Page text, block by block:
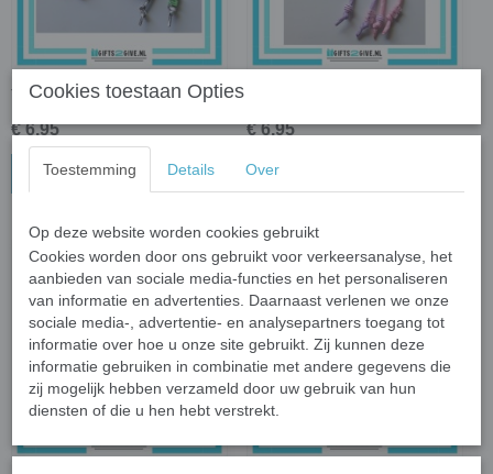
Tasbedel Paard Bruin
€ 6,95
In winkelwagen
€ 6,95
In winkelwagen
Cookies toestaan Opties
Toestemming Details Over
Op deze website worden cookies gebruikt
Cookies worden door ons gebruikt voor verkeersanalyse, het
aanbieden van sociale media-functies en het personaliseren
van informatie en advertenties. Daarnaast verlenen we onze
sociale media-, advertentie- en analysepartners toegang tot
informatie over hoe u onze site gebruikt. Zij kunnen deze
informatie gebruiken in combinatie met andere gegevens die
zij mogelijk hebben verzameld door uw gebruik van hun
diensten of die u hen hebt verstrekt.